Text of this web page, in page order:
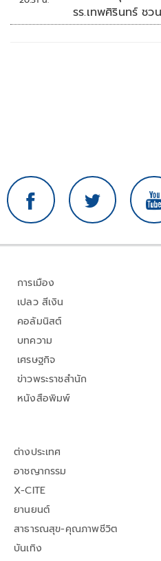
รร.เทพศิรินทร์ ชว
การเมือง
เปลว สีเงิน
คอลัมนิสต์
บทความ
เศรษฐกิจ
ข่าวพระราชสำนัก
หนังสือพิมพ์
ต่างประเทศ
อาชญากรรม
X-CITE
ยานยนต์
สาธารณสุข-คุณภาพชีวิต
บันเทิง